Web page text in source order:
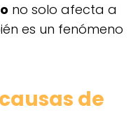
no solo afecta a
es un fenómeno
de